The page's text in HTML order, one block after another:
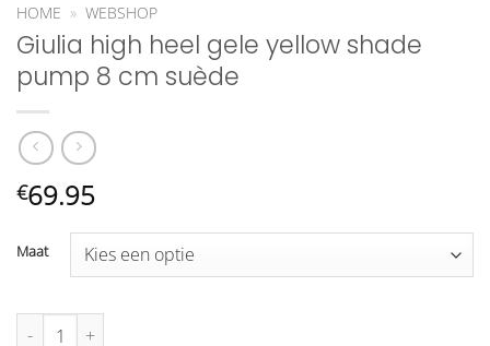
HOME » WEBSHOP
Giulia high heel gele yellow shade
pump 8 cm suède
€69.95
Maat
Giulia high heel gele yellow shade pump 8 cm suède aantal